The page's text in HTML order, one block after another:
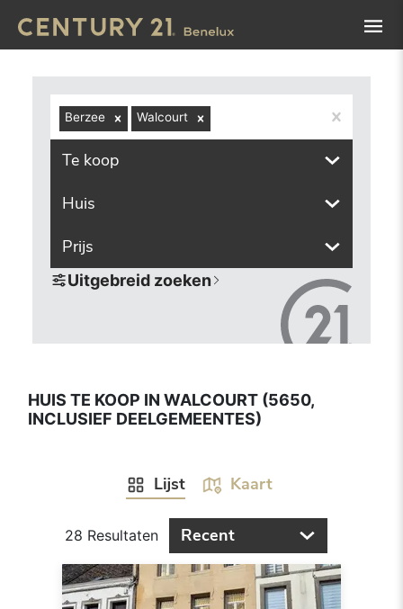
Berzee Walcourt
Te koop
Huis
Prijs
Uitgebreid zoeken
HUIS TE KOOP IN WALCOURT (5650,
INCLUSIEF DEELGEMEENTES)
Lijst Kaart
28 Resultaten Recent